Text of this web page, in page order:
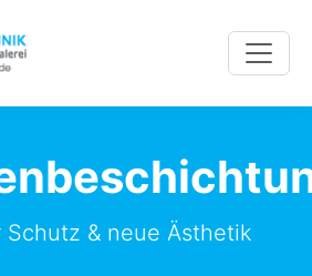
Schutz & neue Ästhetik